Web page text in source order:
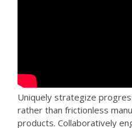
Uniquely strategize
rather than frictionless
products. Collaboratively